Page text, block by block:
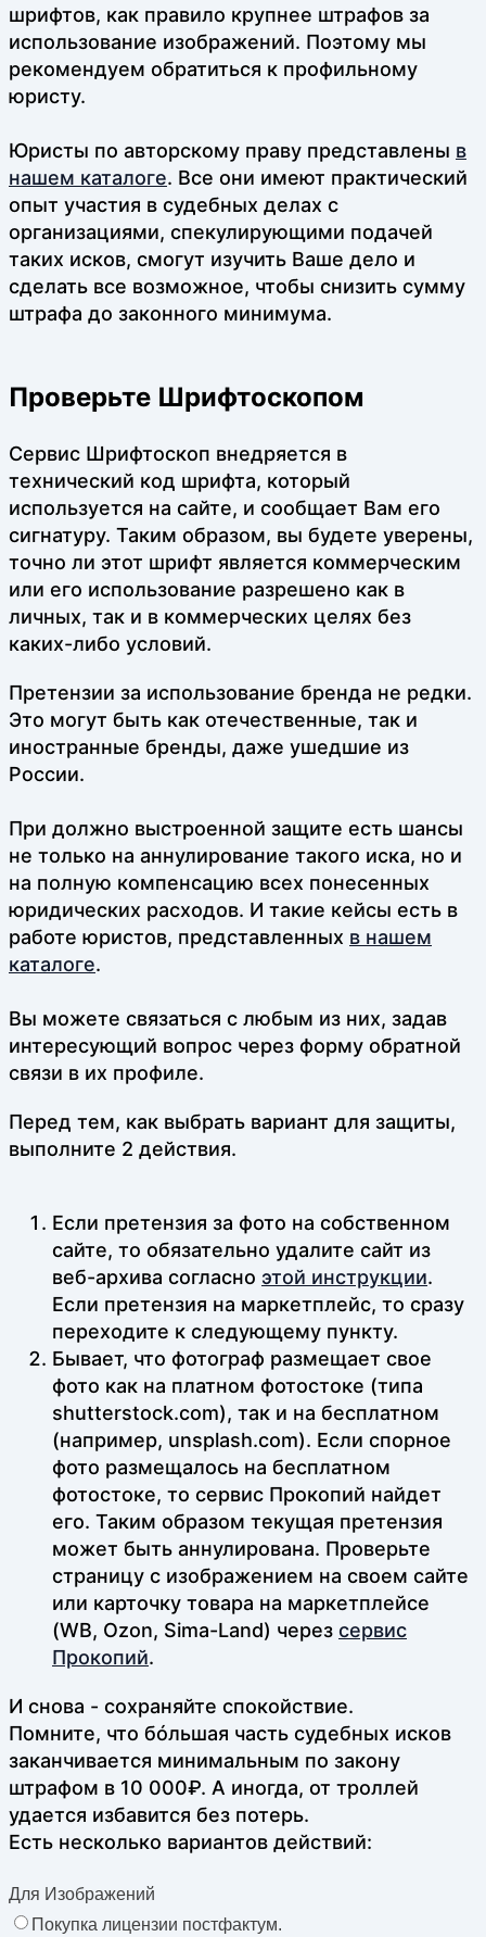
шрифтов, как правило крупнее штрафов за
использование изображений. Поэтому мы
рекомендуем обратиться к профильному
юристу.
Юристы по авторскому праву представлены в
нашем каталоге. Все они имеют практический
опыт участия в судебных делах с
организациями, спекулирующими подачей
таких исков, смогут изучить Ваше дело и
сделать все возможное, чтобы снизить сумму
штрафа до законного минимума.
Проверьте Шрифтоскопом
Сервис Шрифтоскоп внедряется в
технический код шрифта, который
используется на сайте, и сообщает Вам его
сигнатуру. Таким образом, вы будете уверены,
точно ли этот шрифт является коммерческим
или его использование разрешено как в
личных, так и в коммерческих целях без
каких-либо условий.
Претензии за использование бренда не редки.
Это могут быть как отечественные, так и
иностранные бренды, даже ушедшие из
России.
При должно выстроенной защите есть шансы
не только на аннулирование такого иска, но и
на полную компенсацию всех понесенных
юридических расходов. И такие кейсы есть в
работе юристов, представленных в нашем
каталоге.
Вы можете связаться с любым из них, задав
интересующий вопрос через форму обратной
связи в их профиле.
Перед тем, как выбрать вариант для защиты,
выполните 2 действия.
Если претензия за фото на собственном
сайте, то обязательно удалите сайт из
веб-архива согласно этой инструкции.
Если претензия на маркетплейс, то сразу
переходите к следующему пункту.
Бывает, что фотограф размещает свое
фото как на платном фотостоке (типа
shutterstock.com), так и на бесплатном
(например, unsplash.com). Если спорное
фото размещалось на бесплатном
фотостоке, то сервис Прокопий найдет
его. Таким образом текущая претензия
может быть аннулирована. Проверьте
страницу с изображением на своем сайте
или карточку товара на маркетплейсе
(WB, Ozon, Sima-Land) через сервис
Прокопий.
И снова - сохраняйте спокойствие.
Помните, что бóльшая часть судебных исков
заканчивается минимальным по закону
штрафом в 10 000₽. А иногда, от троллей
удается избавится без потерь.
Есть несколько вариантов действий:
Для Изображений
Покупка лицензии постфактум.